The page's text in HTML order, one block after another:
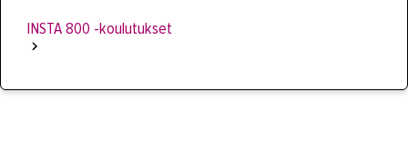
INSTA 800 -koulutukset